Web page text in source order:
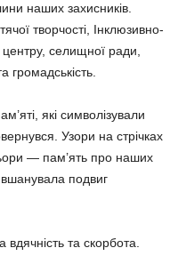
наших захисників.
творчості, Інклюзивно-
селищної ради,
громадськість.
які символізували
Узори на стрічках
— пам’ять про наших
вшанувала подвиг
та скорбота.